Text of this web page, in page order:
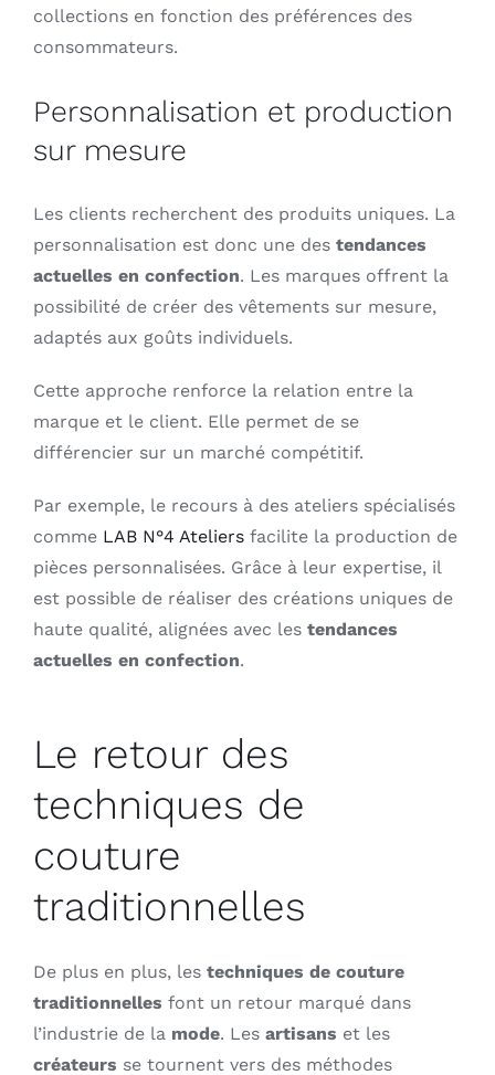
collections en fonction des préférences des
consommateurs.
Personnalisation et production
sur mesure
Les clients recherchent des produits uniques. La
personnalisation est donc une des tendances
actuelles en confection. Les marques offrent la
possibilité de créer des vêtements sur mesure,
adaptés aux goûts individuels.
Cette approche renforce la relation entre la
marque et le client. Elle permet de se
différencier sur un marché compétitif.
Par exemple, le recours à des ateliers spécialisés
comme LAB N°4 Ateliersfacilite la production de
pièces personnalisées. Grâce à leur expertise, il
est possible de réaliser des créations uniques de
haute qualité, alignées avec les tendances
actuelles en confection.
Le retour des
techniques de
couture
traditionnelles
De plus en plus, les techniques de couture
traditionnelles font un retour marqué dans
l’industrie de la mode. Les artisans et les
créateurs se tournent vers des méthodes